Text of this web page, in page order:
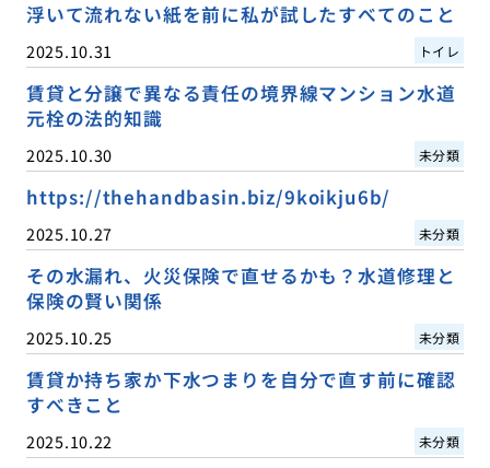
浮いて流れない紙を前に私が試したすべてのこと
2025.10.31 トイレ
賃貸と分譲で異なる責任の境界線マンション水道
元栓の法的知識
2025.10.30 未分類
https://thehandbasin.biz/9koikju6b/
2025.10.27 未分類
その水漏れ、火災保険で直せるかも？水道修理と
保険の賢い関係
2025.10.25 未分類
賃貸か持ち家か下水つまりを自分で直す前に確認
すべきこと
2025.10.22 未分類